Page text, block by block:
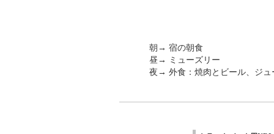
朝→ 宿の朝食
昼→ ミューズリー
夜→ 外食：焼肉とビール、ジュ